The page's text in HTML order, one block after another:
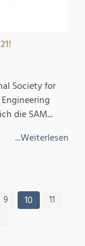
Society for
die SAM...
...Weiterlesen
9 10
11